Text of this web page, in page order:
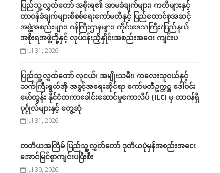
ပြည်သူ့လွှတ်တော် အစိုးရ၏ အာမခံချက်များ၊ ကတိများနှင့်
တာဝန်ခံချက်များစိစစ်ရေးကော်မတီနှင့် ပြည်ထောင်စုအဆင့်
အဖွဲ့အစည်းများ၊ ဝန်ကြီးဌာနများ၊ တိုင်းဒေသကြီး/ပြည်နယ်
အစိုးရအဖွဲ့တို့နှင့် လုပ်ငန်းညှိနှိုင်းအစည်းအဝေး ကျင်းပ
Jul 31, 2026
ပြည်သူ့လွှတ်တော် လူငယ်၊ အမျိုးသမီး၊ ကလေးသူငယ်နှင့်
သက်ကြီးရွယ်အို အခွင့်အရေးဆိုင်ရာ ကော်မတီဥက္ကဋ္ဌ ဒေါ်ဝင်း
မော်ထွန်း နိုင်ငံတကာခေါင်းဆောင်မှုကောလိပ် (ILC) မှ တာဝန်ရှိ
ပုဂ္ဂိုလ်များနှင့် တွေ့ဆုံ
Jul 31, 2026
တတိယအကြိမ် ပြည်သူ့လွှတ်တော် ဒုတိယပုံမှန်အစည်းအဝေး
အောင်မြင်စွာကျင်းပပြီးစီး
Jul 30, 2026